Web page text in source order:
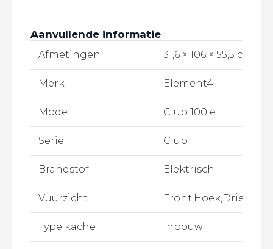
Aanvullende informatie
Afmetingen 31,6 × 106 × 55,5 cm
Merk Element4
Model Club 100 e
Serie Club
Brandstof Elektrisch
Vuurzicht Front,Hoek,Driezijdig
Type kachel Inbouw